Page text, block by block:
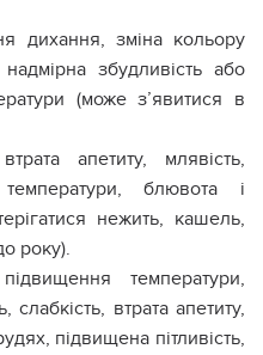
дихання, зміна кольору
збудливість або
(може з’явитися в
апетиту, млявість,
блювота і
нежить, кашель,
року).
температури,
втрата апетиту,
підвищена пітливість,